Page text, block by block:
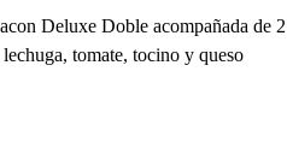
Deluxe Doble acompañada de 2
tomate, tocino y queso